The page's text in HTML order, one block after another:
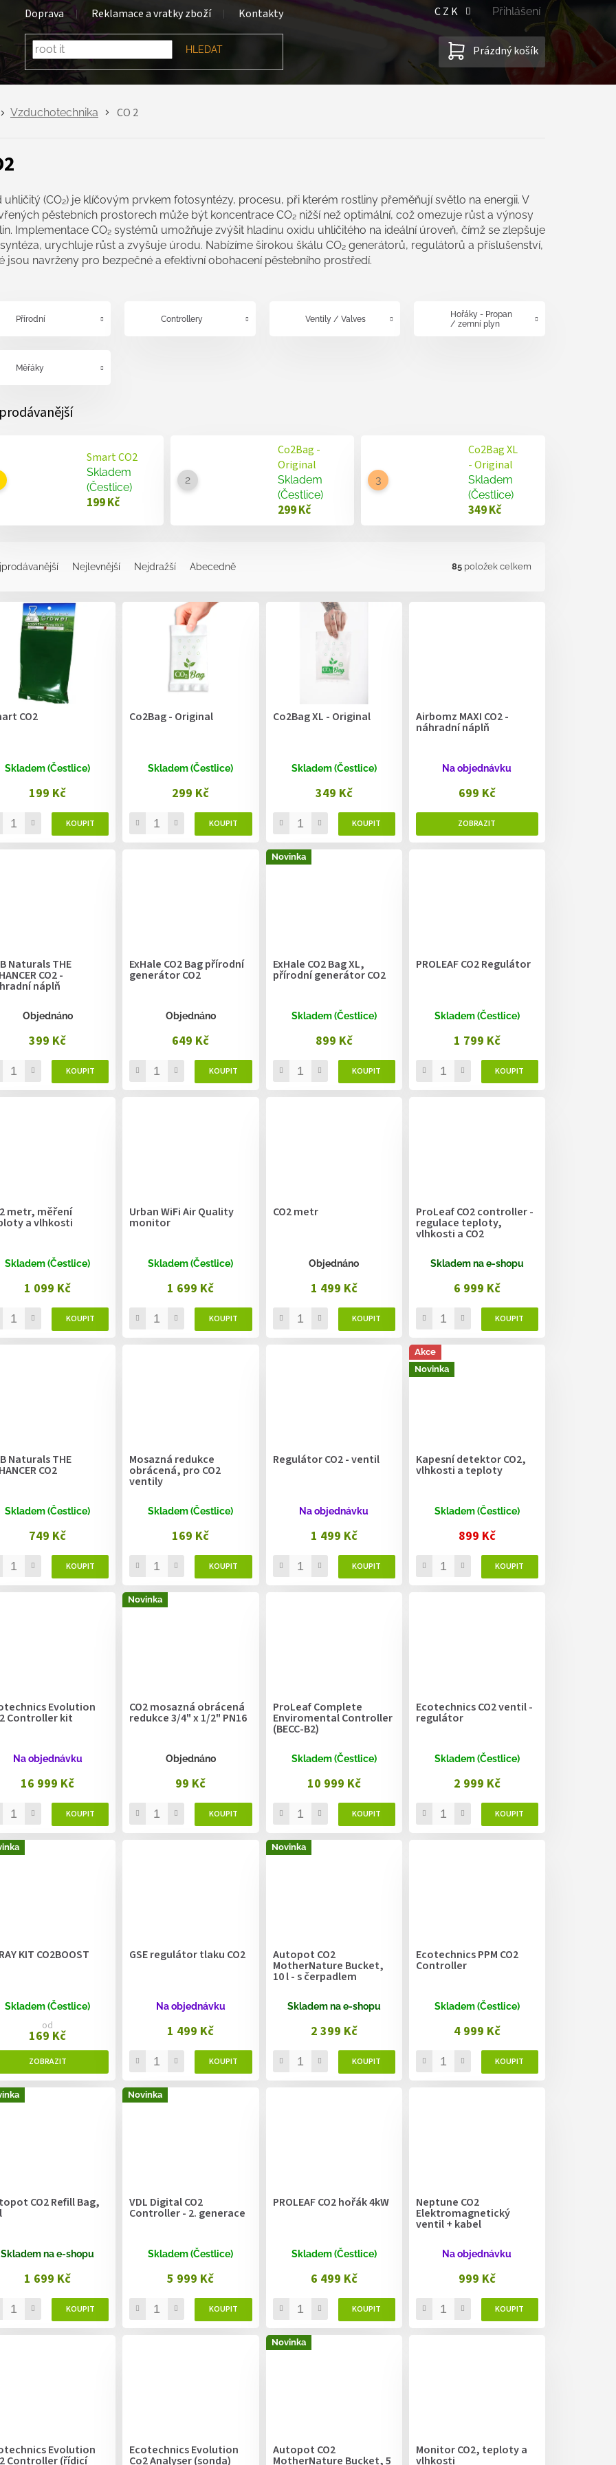
Doprava Reklamace a vratky zboží Kontakty CZK Přihlášení
HLEDAT
NÁKUPNÍ
KOŠÍK
Prázdný košík
Vzduchotechnika CO 2
uhličitý (CO₂) je klíčovým prvkem fotosyntézy, procesu, při kterém rostliny přeměňují světlo na energii. V
pěstebních prostorech může být koncentrace CO₂ nižší než optimální, což omezuje růst a výnosy
Implementace CO₂ systémů umožňuje zvýšit hladinu oxidu uhličitého na ideální úroveň, čímž se zlepšuje
urychluje růst a zvyšuje úrodu. Nabízíme širokou škálu CO₂ generátorů, regulátorů a příslušenství,
jsou navrženy pro bezpečné a efektivní obohacení pěstebního prostředí.
Přírodní Controllery Ventily / Valves
Hořáky - Propan
/ zemní plyn
Měřáky
Smart CO2
Skladem
(Čestlice)
199 Kč
Co2Bag -
Original
Skladem
(Čestlice)
299 Kč
Co2Bag XL
- Original
Skladem
(Čestlice)
349 Kč
Nejlevnější Nejdražší Abecedně 85 položek celkem
CO2
Skladem (Čestlice)
199 Kč
Co2Bag - Original
Skladem (Čestlice)
299 Kč
Co2Bag XL - Original
Skladem (Čestlice)
349 Kč
Airbomz MAXI CO2 -
náhradní náplň
Na objednávku
699 Kč
Naturals THE
CO2 -
náplň
Objednáno
399 Kč
ExHale CO2 Bag přírodní
generátor CO2
Objednáno
649 Kč
Novinka
ExHale CO2 Bag XL,
přírodní generátor CO2
Skladem (Čestlice)
899 Kč
PROLEAF CO2 Regulátor
Skladem (Čestlice)
1 799 Kč
metr, měření
a vlhkosti
Skladem (Čestlice)
1 099 Kč
Urban WiFi Air Quality
monitor
Skladem (Čestlice)
1 699 Kč
CO2 metr
Objednáno
1 499 Kč
ProLeaf CO2 controller -
regulace teploty,
vlhkosti a CO2
Skladem na e-shopu
6 999 Kč
Naturals THE
CO2
Skladem (Čestlice)
749 Kč
Mosazná redukce
obrácená, pro CO2
ventily
Skladem (Čestlice)
169 Kč
Regulátor CO2 - ventil
Na objednávku
1 499 Kč
Akce
Novinka
Kapesní detektor CO2,
vlhkosti a teploty
Skladem (Čestlice)
899 Kč
Evolution
Controller kit
Na objednávku
16 999 Kč
Novinka
CO2 mosazná obrácená
redukce 3/4" x 1/2" PN16
Objednáno
99 Kč
ProLeaf Complete
Enviromental Controller
(BECC-B2)
Skladem (Čestlice)
10 999 Kč
Ecotechnics CO2 ventil -
regulátor
Skladem (Čestlice)
2 999 Kč
KIT CO2BOOST
Skladem (Čestlice)
od
169 Kč
GSE regulátor tlaku CO2
Na objednávku
1 499 Kč
Novinka
Autopot CO2
MotherNature Bucket,
10 l - s čerpadlem
Skladem na e-shopu
2 399 Kč
Ecotechnics PPM CO2
Controller
Skladem (Čestlice)
4 999 Kč
CO2 Refill Bag,
Skladem na e-shopu
1 699 Kč
Novinka
VDL Digital CO2
Controller - 2. generace
Skladem (Čestlice)
5 999 Kč
PROLEAF CO2 hořák 4kW
Skladem (Čestlice)
6 499 Kč
Neptune CO2
Elektromagnetický
ventil + kabel
Na objednávku
999 Kč
Evolution
Controller (řídicí
Ecotechnics Evolution
Co2 Analyser (sonda)
Novinka
Autopot CO2
MotherNature Bucket, 5
Monitor CO2, teploty a
vlhkosti